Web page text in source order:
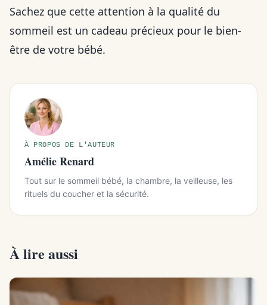
Sachez que cette attention à la qualité du
sommeil est un cadeau précieux pour le bien-
être de votre bébé.
À PROPOS DE L'AUTEUR
Amélie Renard
Tout sur le sommeil bébé, la chambre, la veilleuse, les
rituels du coucher et la sécurité.
À lire aussi